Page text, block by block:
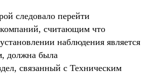
следовало перейти
компаний, считающим что
наблюдения является
должна была
связанный с Техническим